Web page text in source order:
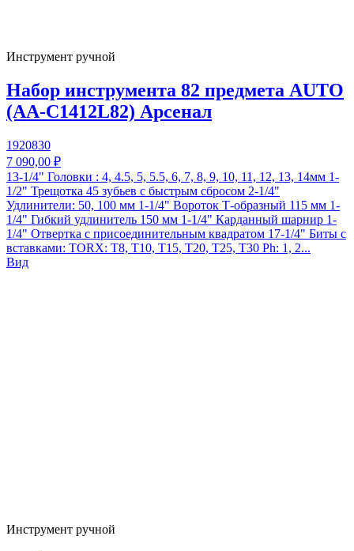
Инструмент ручной
Набор инструмента 82 предмета AUTO
(AA-C1412L82) Арсенал
1920830
7 090,00 ₽
13-1/4" Головки : 4, 4.5, 5, 5.5, 6, 7, 8, 9, 10, 11, 12, 13, 14мм 1-
1/2" Трещотка 45 зубьев с быстрым сбросом 2-1/4"
Удлинители: 50, 100 мм 1-1/4" Вороток Т-образный 115 мм 1-
1/4" Гибкий удлинитель 150 мм 1-1/4" Карданный шарнир 1-
1/4" Отвертка с присоединительным квадратом 17-1/4" Биты с
вставками: TORX: Т8, T10, T15, T20, T25, T30 Ph: 1, 2...
Вид
Инструмент ручной